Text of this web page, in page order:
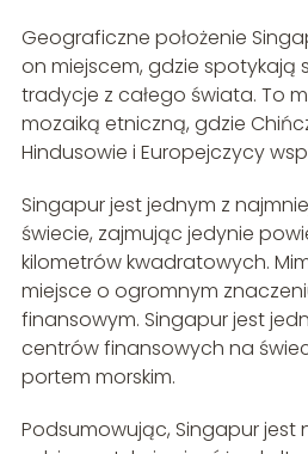
Geograficzne położenie
on miejscem, gdzie spotykają
tradycje z całego świata. To
mozaiką etniczną, gdzie
Hindusowie i Europejczycy
Singapur jest jednym z
świecie, zajmując jedynie
kilometrów kwadratowych.
miejsce o ogromnym
finansowym. Singapur jest
centrów finansowych na
portem morskim.
Podsumowując, Singapur jest